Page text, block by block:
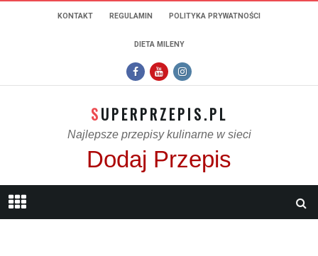
KONTAKT REGULAMIN POLITYKA PRYWATNOŚCI
DIETA MILENY
SUPERPRZEPIS.PL
Najlepsze przepisy kulinarne w sieci
Dodaj Przepis